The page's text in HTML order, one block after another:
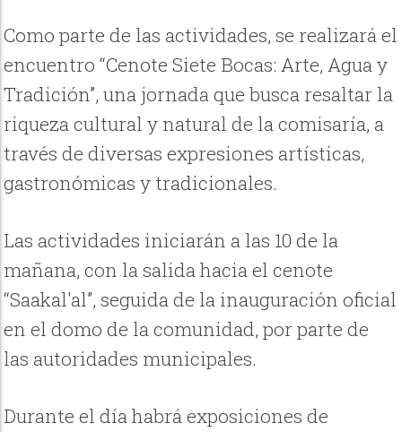
Como parte de las actividades, se realizará el
encuentro “Cenote Siete Bocas: Arte, Agua y
Tradición”, una jornada que busca resaltar la
riqueza cultural y natural de la comisaría, a
través de diversas expresiones artísticas,
gastronómicas y tradicionales.
Las actividades iniciarán a las 10 de la
mañana, con la salida hacia el cenote
“Saakal'al”, seguida de la inauguración oficial
en el domo de la comunidad, por parte de
las autoridades municipales.
Durante el día habrá exposiciones de